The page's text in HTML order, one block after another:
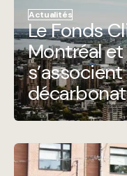
Actualités
Le Fonds
Montréal et